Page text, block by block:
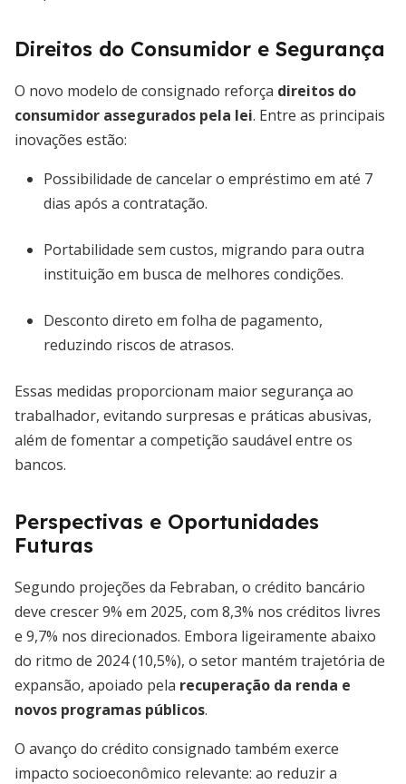
Direitos do Consumidor e Segurança
O novo modelo de consignado reforça direitos do
consumidor assegurados pela lei. Entre as principais
inovações estão:
Possibilidade de cancelar o empréstimo em até 7
dias após a contratação.
Portabilidade sem custos, migrando para outra
instituição em busca de melhores condições.
Desconto direto em folha de pagamento,
reduzindo riscos de atrasos.
Essas medidas proporcionam maior segurança ao
trabalhador, evitando surpresas e práticas abusivas,
além de fomentar a competição saudável entre os
bancos.
Perspectivas e Oportunidades
Futuras
Segundo projeções da Febraban, o crédito bancário
deve crescer 9% em 2025, com 8,3% nos créditos livres
e 9,7% nos direcionados. Embora ligeiramente abaixo
do ritmo de 2024 (10,5%), o setor mantém trajetória de
expansão, apoiado pela recuperação da renda e
novos programas públicos.
O avanço do crédito consignado também exerce
impacto socioeconômico relevante: ao reduzir a